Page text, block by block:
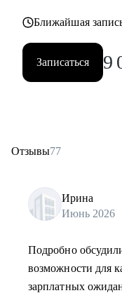
кейсами и
Моя миссия —
приносит не только
Ближайшая
Записаться 9
Отзывы77
Ирина
Июнь 2026
Подробно
возможности для
зарплатных